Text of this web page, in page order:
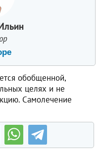
обобщенной,
целях и не
Самолечение